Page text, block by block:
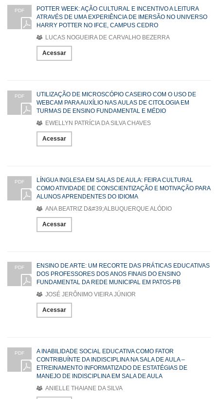
PDF
POTTER WEEK: AÇÃO CULTURAL E INCENTIVO A LEITURA
ATRAVÉS DE UMA EXPERIÊNCIA DE IMERSÃO NO UNIVERSO
HARRY POTTER NO IFCE, CAMPUS CEDRO
LUCAS NOGUEIRA DE CARVALHO BEZERRA
Acessar
PDF
UTILIZAÇÃO DE MICROSCÓPIO CASEIRO COM O USO DE
WEBCAM PARA AUXÍLIO NAS AULAS DE CITOLOGIA EM
TURMAS DE ENSINO FUNDAMENTAL E MÉDIO
EWELLYN PATRÍCIA DA SILVA CHAVES
Acessar
PDF
LÍNGUA INGLESA EM SALAS DE AULA: FEIRA CULTURAL
COMO ATIVIDADE DE CONSCIENTIZAÇÃO E MOTIVAÇÃO PARA
ALUNOS APRENDENTES DO IDIOMA
ANA BEATRIZ D&#39;ALBUQUERQUE ALÓDIO
Acessar
PDF
ENSINO DE ARTE: UM RECORTE DAS PRÁTICAS EDUCATIVAS
DOS PROFESSORES DOS ANOS FINAIS DO ENSINO
FUNDAMENTAL DA REDE MUNICIPAL EM PATOS-PB
JOSÉ JERÔNIMO VIEIRA JÚNIOR
Acessar
PDF
A INABILIDADE SOCIAL EDUCATIVA COMO FATOR
CONTRIBUÍNTE DA INDISCIPLINA NA SALA DE AULA –
ETREINAMENTO INFORMATIZADO DE ESTATÉGIAS DE
MANEJO DE INDISCIPLINA EM SALA DE AULA
ANIELLE THAIANE DA SILVA